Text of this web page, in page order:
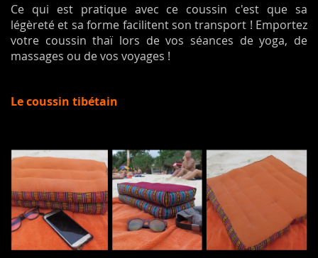
Ce qui est pratique avec ce coussin c'est que sa
légèreté et sa forme facilitent son transport ! Emportez
votre coussin thaï lors de vos séances de yoga, de
massages ou de vos voyages !
Le coussin tibétain